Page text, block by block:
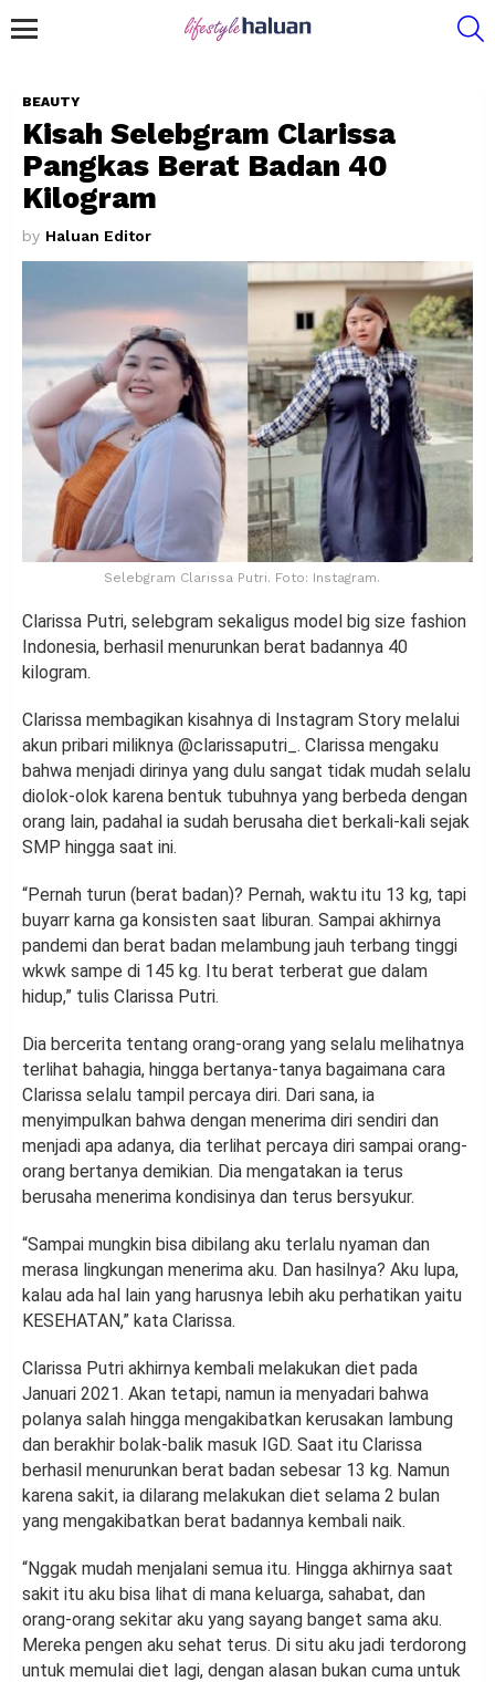
BEAUTY
Kisah Selebgram Clarissa
Pangkas Berat Badan 40
Kilogram
by Haluan Editor
Selebgram Clarissa Putri. Foto: Instagram.
Clarissa Putri, selebgram sekaligus model big size fashion
Indonesia, berhasil menurunkan berat badannya 40
kilogram.
Clarissa membagikan kisahnya di Instagram Story melalui
akun pribari miliknya @clarissaputri_. Clarissa mengaku
bahwa menjadi dirinya yang dulu sangat tidak mudah selalu
diolok-olok karena bentuk tubuhnya yang berbeda dengan
orang lain, padahal ia sudah berusaha diet berkali-kali sejak
SMP hingga saat ini.
“Pernah turun (berat badan)? Pernah, waktu itu 13 kg, tapi
buyarr karna ga konsisten saat liburan. Sampai akhirnya
pandemi dan berat badan melambung jauh terbang tinggi
wkwk sampe di 145 kg. Itu berat terberat gue dalam
hidup,” tulis Clarissa Putri.
Dia bercerita tentang orang-orang yang selalu melihatnya
terlihat bahagia, hingga bertanya-tanya bagaimana cara
Clarissa selalu tampil percaya diri. Dari sana, ia
menyimpulkan bahwa dengan menerima diri sendiri dan
menjadi apa adanya, dia terlihat percaya diri sampai orang-
orang bertanya demikian. Dia mengatakan ia terus
berusaha menerima kondisinya dan terus bersyukur.
“Sampai mungkin bisa dibilang aku terlalu nyaman dan
merasa lingkungan menerima aku. Dan hasilnya? Aku lupa,
kalau ada hal lain yang harusnya lebih aku perhatikan yaitu
KESEHATAN,” kata Clarissa.
Clarissa Putri akhirnya kembali melakukan diet pada
Januari 2021. Akan tetapi, namun ia menyadari bahwa
polanya salah hingga mengakibatkan kerusakan lambung
dan berakhir bolak-balik masuk IGD. Saat itu Clarissa
berhasil menurunkan berat badan sebesar 13 kg. Namun
karena sakit, ia dilarang melakukan diet selama 2 bulan
yang mengakibatkan berat badannya kembali naik.
“Nggak mudah menjalani semua itu. Hingga akhirnya saat
sakit itu aku bisa lihat di mana keluarga, sahabat, dan
orang-orang sekitar aku yang sayang banget sama aku.
Mereka pengen aku sehat terus. Di situ aku jadi terdorong
untuk memulai diet lagi, dengan alasan bukan cuma untuk